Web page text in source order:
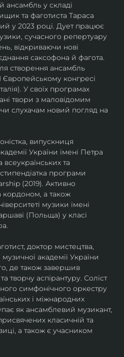
ансамбль у складі
та фаготиста Тараса
у 2023 році. Дует працює
сучасного репертуару
відкриваючи нові
саксофона й фагота.
створення ансамбль
Європейському конгресі
У своїх програмах
твори з маловідомим
слухачам новий погляд на
випускниця
України імені Петра
та
програми
(2019). Активно
кордоном, а також
музики імені
(Польща) у класі
доктор мистецтва,
академії України
де також завершив
творчу аспірантуру. Соліст
симфонічного оркестру
і міжнародних
як ансамблевий музикант,
класичній та
а також є учасником